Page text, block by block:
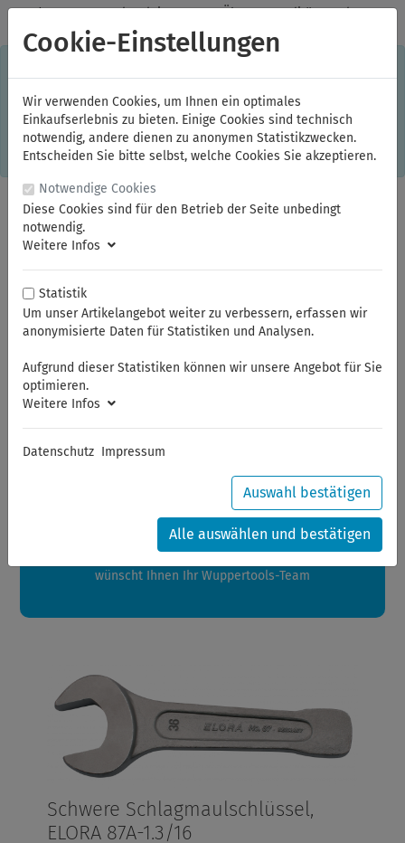
✓Jeden Monat starke Aktionen ✓Über 20 Qualitätsmarken ✓
Kostenlose Lieferung im Inland ab 150,00 Euro Bruttowarenwert
Einkaufserlebnis. Dabei werden beispielsweise die Session-
Informationen oder die Spracheinstellung auf Ihrem Rechner
gespeichert. Ohne Cookies ist der Funktionsumfang des
Online-Shops eingeschränkt. Sind Sie damit nicht
einverstanden, klicken Sie bitte hier.
Schwere Schlag- und Zugringschlüssel
Sommerferien
zwischen 28.07.2026 und 21.08.2026 machen auch wir
Ihre Bestellungen in diesem Zeitraum werden ab dem
24.08.2026 verschickt.
wünscht Ihnen Ihr Wuppertools-Team
Schwere Schlagmaulschlüssel,
ELORA 87A-1.3/16
Cookie-Einstellungen
Wir verwenden Cookies, um Ihnen ein optimales
Einkaufserlebnis zu bieten. Einige Cookies sind technisch
notwendig, andere dienen zu anonymen Statistikzwecken.
Entscheiden Sie bitte selbst, welche Cookies Sie akzeptieren.
Notwendige Cookies
Diese Cookies sind für den Betrieb der Seite unbedingt
notwendig.
Weitere Infos
Statistik
Um unser Artikelangebot weiter zu verbessern, erfassen wir
anonymisierte Daten für Statistiken und Analysen.
Aufgrund dieser Statistiken können wir unsere Angebot für Sie
optimieren.
Weitere Infos
Datenschutz Impressum
Auswahl bestätigen
Alle auswählen und bestätigen